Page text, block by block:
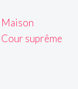
suprême